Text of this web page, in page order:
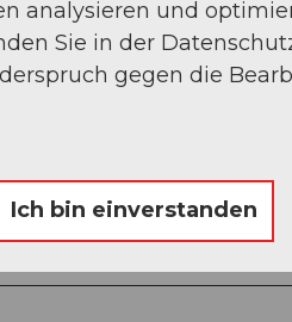
analysieren und
Sie in der
gegen die
Ich bin einverstanden